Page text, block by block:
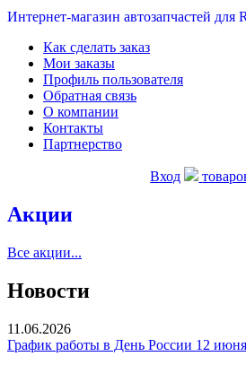
Интернет-магазин автозапчастей для
Как сделать заказ
Мои заказы
Профиль пользователя
Обратная связь
О компании
Контакты
Партнерство
Вход
Акции
Все акции...
Новости
11.06.2026
График работы в День России 12 июня